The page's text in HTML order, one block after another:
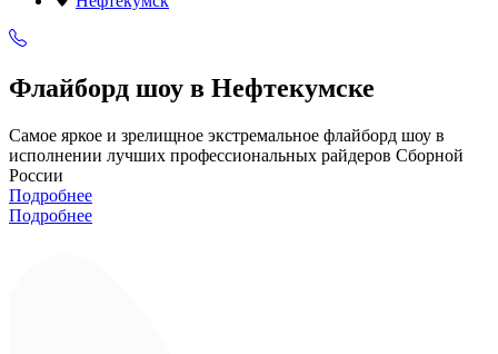
Флайборд шоу в Нефтекумске
Самое яркое и зрелищное экстремальное флайборд шоу в
исполнении лучших профессиональных райдеров Сборной
России
Подробнее
Подробнее